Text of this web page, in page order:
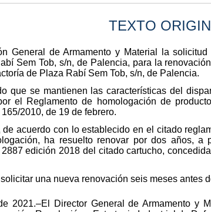
TEXTO
General de Armamento y Material la
Sem Tob, s/n, de Palencia, para la
de Plaza Rabí Sem Tob, s/n, de Palencia.
que se mantienen las características del
el Reglamento de homologación de
2010, de 19 de febrero.
de acuerdo con lo establecido en el citado
ha resuelto renovar por dos años,
edición 2018 del citado cartucho,
una nueva renovación seis meses antes
2021.–El Director General de Armamento y